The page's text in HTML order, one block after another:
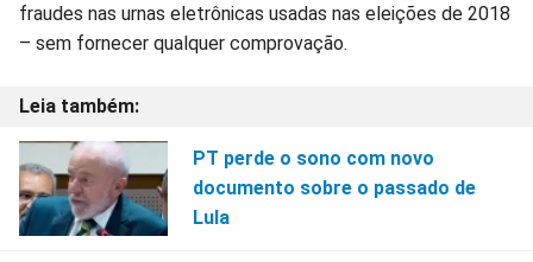
fraudes nas urnas eletrônicas usadas nas eleições de 2018
– sem fornecer qualquer comprovação.
PT perde o sono com novo
documento sobre o passado de
Lula